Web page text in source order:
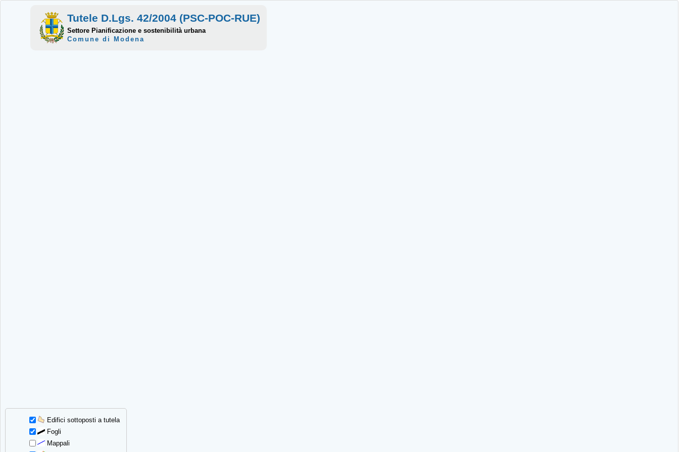
Edifici sottoposti a tutela
Fogli
Mappali
Tutele D.Lgs. 42/2004 (PSC-POC-RUE)
Settore Pianificazione e sostenibilità urbana
Comune di Modena